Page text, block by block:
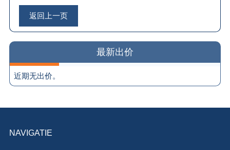
返回上一页
最新出价
近期无出价。
NAVIGATIE